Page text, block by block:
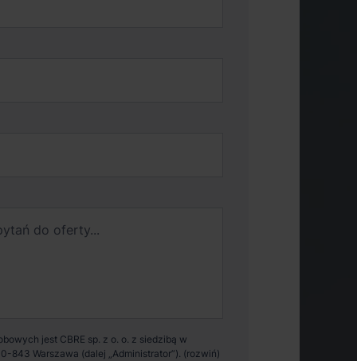
jest CBRE sp. z o. o. z siedzibą w
843 Warszawa (dalej „Administrator”).